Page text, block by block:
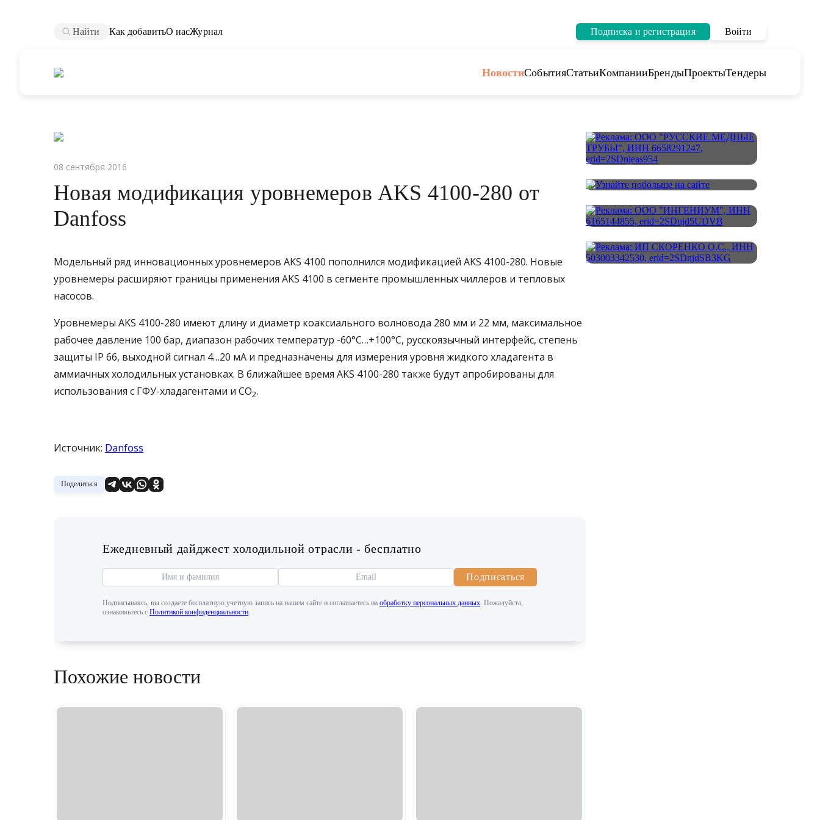
Найти Как добавитьО насЖурнал Подписка и регистрация Войти
НовостиСобытияСтатьиКомпанииБрендыПроектыТендеры
08 сентября 2016
Новая модификация уровнемеров AKS 4100-280 от
Danfoss
Модельный ряд инновационных уровнемеров AKS 4100 пополнился модификацией AKS 4100-280. Новые
уровнемеры расширяют границы применения AKS 4100 в сегменте промышленных чиллеров и тепловых
насосов.
Уровнемеры AKS 4100-280 имеют длину и диаметр коаксиального волновода 280 мм и 22 мм, максимальное
рабочее давление 100 бар, диапазон рабочих температур -60°С…+100°С, русскоязычный интерфейс, степень
защиты IP 66, выходной сигнал 4…20 мА и предназначены для измерения уровня жидкого хладагента в
аммиачных холодильных установках. В ближайшее время AKS 4100-280 также будут апробированы для
использования с ГФУ-хладагентами и СО2.
Источник: Danfoss
Поделиться
Ежедневный дайджест холодильной отрасли - бесплатно
Подписаться
Подписываясь, вы создаете бесплатную учетную запись на нашем сайте и соглашаетесь на обработку персональных данных. Пожалуйста,
ознакомьтесь с Политикой конфиденциальности.
Похожие новости